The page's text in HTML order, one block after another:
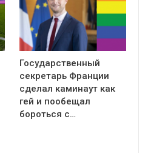
Государственный
секретарь Франции
сделал каминаут как
гей и пообещал
бороться с…